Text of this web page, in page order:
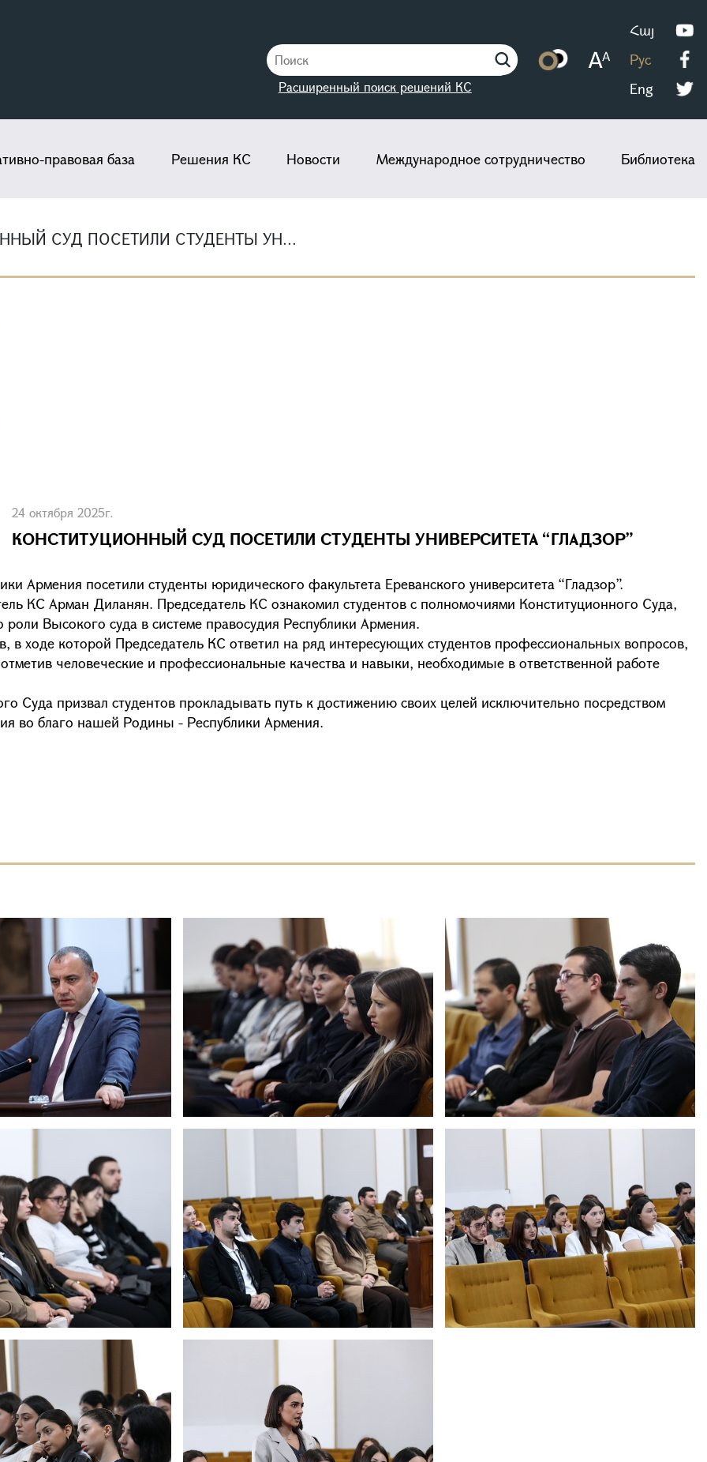
Расширенный поиск решений КС
Հայ
Рус
Eng
правовая база Решения КС Новости Международное сотрудничество Библиотека
СУД ПОСЕТИЛИ СТУДЕНТЫ УН...
24 октября 2025г.
КОНСТИТУЦИОННЫЙ СУД ПОСЕТИЛИ СТУДЕНТЫ УНИВЕРСИТЕТА “ГЛАДЗОР”
Армения посетили студенты юридического факультета Ереванского университета “Гладзор”.
КС Арман Диланян. Председатель КС ознакомил студентов с полномочиями Конституционного Суда,
роли Высокого суда в системе правосудия Республики Армения.
в ходе которой Председатель КС ответил на ряд интересующих студентов профессиональных вопросов,
человеческие и профессиональные качества и навыки, необходимые в ответственной работе
Суда призвал студентов прокладывать путь к достижению своих целей исключительно посредством
во благо нашей Родины - Республики Армения.